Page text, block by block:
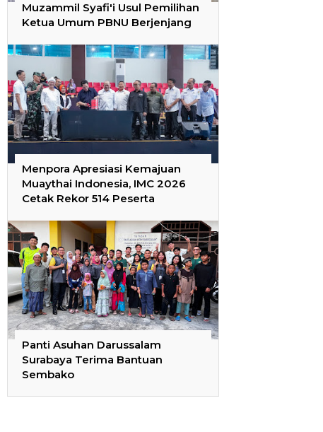
Muzammil Syafi'i Usul Pemilihan
Ketua Umum PBNU Berjenjang
Menpora Apresiasi Kemajuan
Muaythai Indonesia, IMC 2026
Cetak Rekor 514 Peserta
Panti Asuhan Darussalam
Surabaya Terima Bantuan
Sembako